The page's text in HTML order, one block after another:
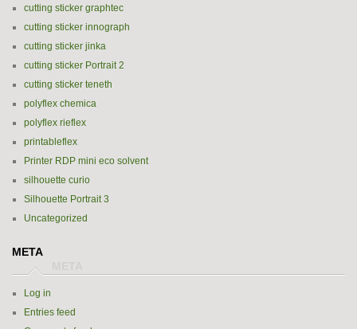
cutting sticker graphtec
cutting sticker innograph
cutting sticker jinka
cutting sticker Portrait 2
cutting sticker teneth
polyflex chemica
polyflex rieflex
printableflex
Printer RDP mini eco solvent
silhouette curio
Silhouette Portrait 3
Uncategorized
META
Log in
Entries feed